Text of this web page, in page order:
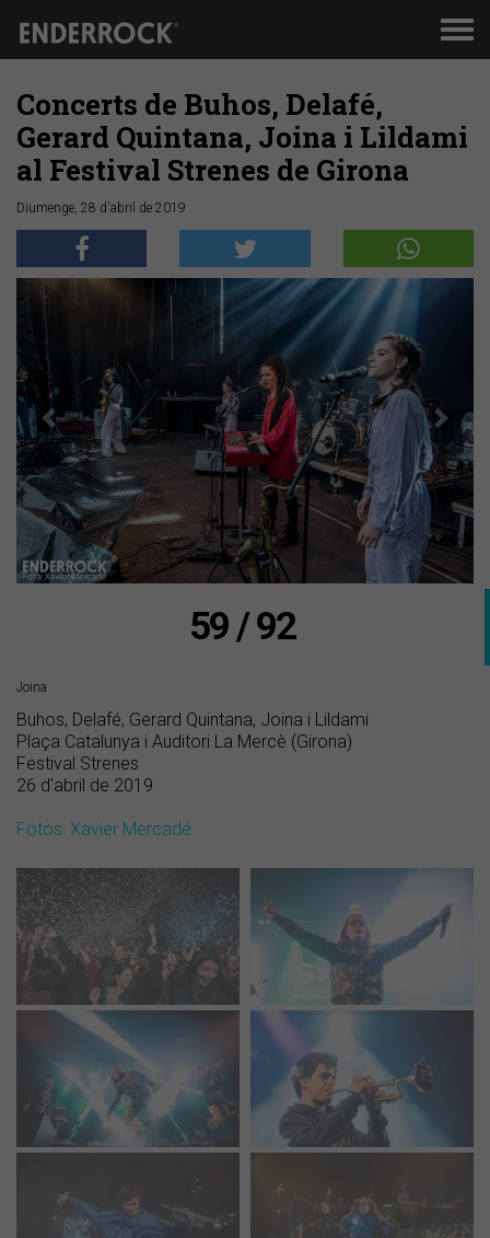
Concerts de Buhos, Delafé,
Gerard Quintana, Joina i Lildami
al Festival Strenes de Girona
Diumenge, 28 d'abril de 2019
Anterior
59 / 92
Joina
Buhos, Delafé, Gerard Quintana, Joina i Lildami
Plaça Catalunya i Auditori La Mercè (Girona)
Festival Strenes
26 d'abril de 2019
Fotos: Xavier Mercadé